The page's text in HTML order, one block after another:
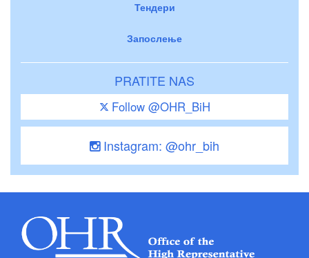
Тендери
Запослење
PRATITE NAS
Follow @OHR_BiH
Instagram: @ohr_bih